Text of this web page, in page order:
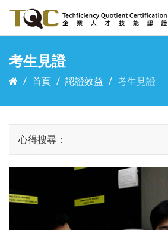
考生見證
首頁 認證效益 考生見證
心得搜尋：